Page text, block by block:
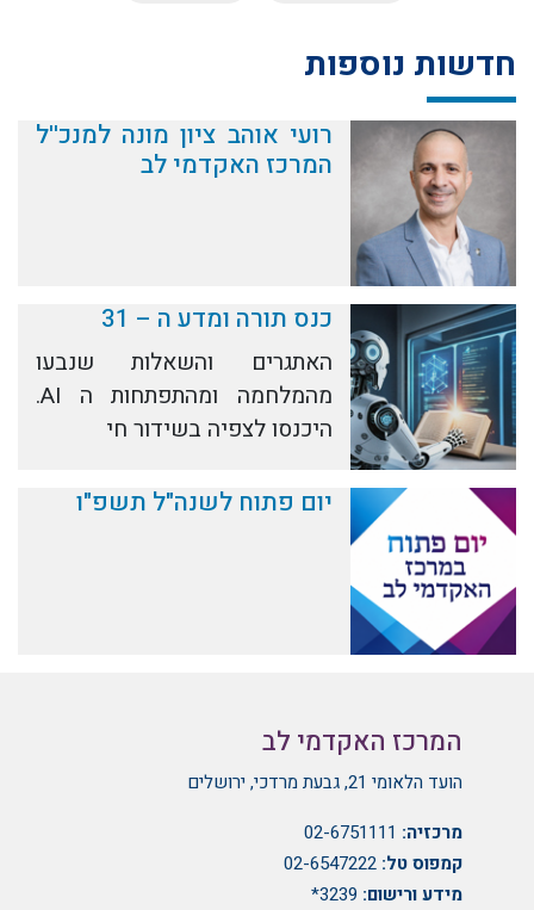
חדשות נוספות
רועי אוהב ציון מונה למנכ''ל
המרכז האקדמי לב
כנס תורה ומדע ה – 31
האתגרים והשאלות שנבעו
מהמלחמה ומהתפתחות ה AI.
היכנסו לצפיה בשידור חי
יום פתוח לשנה"ל תשפ"ו
המרכז האקדמי לב
הועד הלאומי 21, גבעת מרדכי, ירושלים
מרכזיה: 02-6751111
קמפוס טל: 02-6547222
מידע ורישום: 3239*